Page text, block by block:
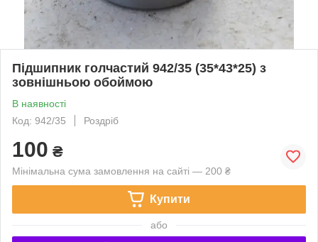
Підшипник голчастий 942/35 (35*43*25) з
зовнішньою обоймою
В наявності
Код: 942/35
Роздріб
100 ₴
Мінімальна сума замовлення на сайті — 200 ₴
Купити
або